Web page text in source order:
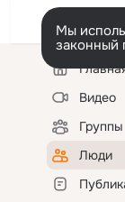
Мы
законный
Левая
колонка
Видео
Группы
Люди